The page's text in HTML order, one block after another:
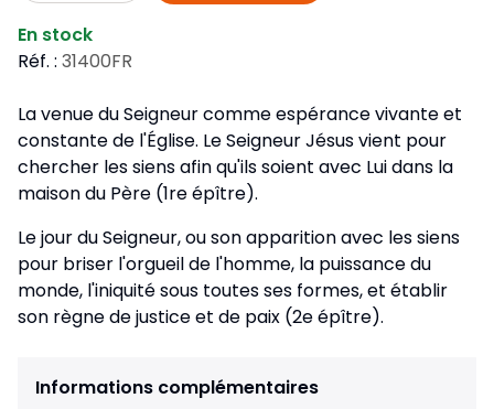
En stock
Réf. : 31400FR
La venue du Seigneur comme espérance vivante et
constante de l'Église. Le Seigneur Jésus vient pour
chercher les siens afin qu'ils soient avec Lui dans la
maison du Père (1re épître).
Le jour du Seigneur, ou son apparition avec les siens
pour briser l'orgueil de l'homme, la puissance du
monde, l'iniquité sous toutes ses formes, et établir
son règne de justice et de paix (2e épître).
Informations complémentaires